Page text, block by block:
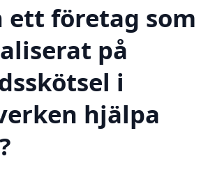
ett företag som
på
i
hjälpa